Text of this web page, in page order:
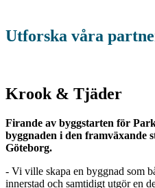
Utforska våra
Krook & Tjäder
Firande av byggstarten för
byggnaden i den framväxande
Göteborg.
- Vi ville skapa en byggnad som
innerstad och samtidigt utgör en